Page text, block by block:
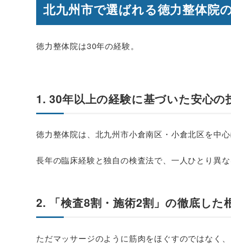
北九州市で選ばれる徳力整体院
徳力整体院は30年の経験。
1. 30年以上の経験に基づいた安心の
徳力整体院は、北九州市小倉南区・小倉北区を中
長年の臨床経験と独自の検査法で、一人ひとり異
2. 「検査8割・施術2割」の徹底した
ただマッサージのように筋肉をほぐすのではなく